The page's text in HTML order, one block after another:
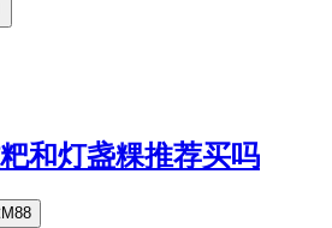
和灯盏粿推荐买吗